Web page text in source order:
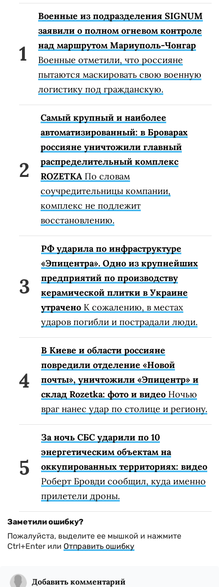
Военные из подразделения SIGNUM
заявили о полном огневом контроле
над маршрутом Мариуполь-Чонгар
Военные отметили, что россияне
пытаются маскировать свою военную
логистику под гражданскую.
Самый крупный и наиболее
автоматизированный: в Броварах
россияне уничтожили главный
распределительный комплекс
ROZETKA По словам
соучредительницы компании,
комплекс не подлежит
восстановлению.
РФ ударила по инфраструктуре
«Эпицентра». Одно из крупнейших
предприятий по производству
керамической плитки в Украине
утрачено К сожалению, в местах
ударов погибли и пострадали люди.
В Киеве и области россияне
повредили отделение «Новой
почты», уничтожили «Эпицентр» и
склад Rozetka: фото и видео Ночью
враг нанес удар по столице и региону.
За ночь СБС ударили по 10
энергетическим объектам на
оккупированных территориях: видео
Роберт Бровди сообщил, куда именно
прилетели дроны.
Заметили ошибку?
Пожалуйста, выделите ее мышкой и нажмите
Ctrl+Enter или Отправить ошибку
Добавить комментарий